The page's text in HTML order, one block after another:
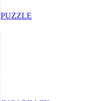
PUZZLE